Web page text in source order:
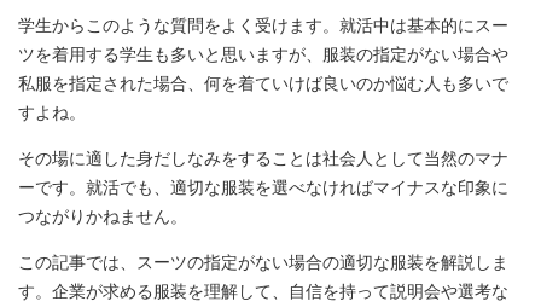
学生からこのような質問をよく受けます。就活中は基本的にスー
ツを着用する学生も多いと思いますが、服装の指定がない場合や
私服を指定された場合、何を着ていけば良いのか悩む人も多いで
すよね。
その場に適した身だしなみをすることは社会人として当然のマナ
ーです。就活でも、適切な服装を選べなければマイナスな印象に
つながりかねません。
この記事では、スーツの指定がない場合の適切な服装を解説しま
す。企業が求める服装を理解して、自信を持って説明会や選考な